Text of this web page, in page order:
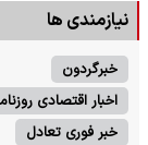
نیازمندی ها
خبرگردون
اخبار اقتصادی
خبر فوری تعادل